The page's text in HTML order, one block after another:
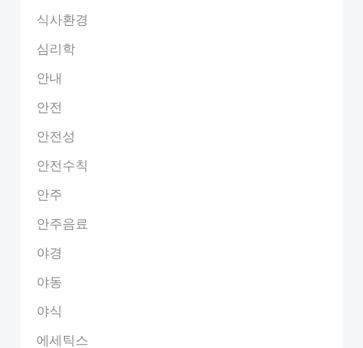
식사환경
심리학
안내
안전
안전성
안전수칙
안주
안주음료
야경
야동
야식
에세틱스